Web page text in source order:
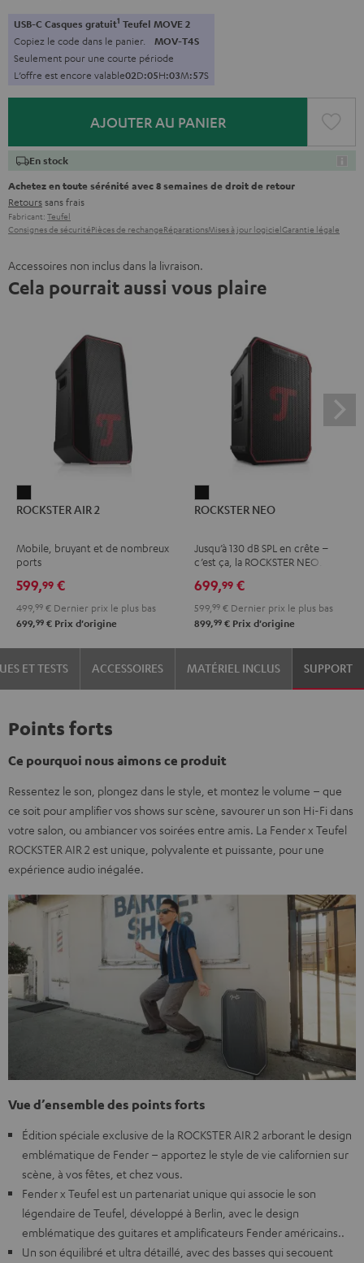
USB-C Casques gratuit1 Teufel MOVE 2
Copiez le code dans le panier. MOV-T4S
Seulement pour une courte période
L’offre est encore valable02D:05H:03M:56S
AJOUTER AU PANIER
En stock
Achetez en toute sérénité avec 8 semaines de droit de retour
Retourssans frais
Fabricant: Teufel
Consignes de sécuritéPièces de rechangeRéparationsMises à jour logicielGarantie légale
Accessoires non inclus dans la livraison.
Cela pourrait aussi vous plaire
AIR
Noir
ROCKSTER AIR 2
Mobile, bruyant et de nombreux
ports
599,99 €
499, 99 € Dernier prix le plus bas
699,99 € Prix d'origine
NEO
ROCKSTER NEO
Jusqu’à 130 dB SPL en crête –
c’est ça, la ROCKSTER NEO.
699,99 €
599, 99 € Dernier prix le plus bas
899,99 € Prix d'origine
ET TESTS ACCESSOIRES MATÉRIEL INCLUS SUPPORT
Points forts
Ce pourquoi nous aimons ce produit
Ressentez le son, plongez dans le style, et montez le volume – que
ce soit pour amplifier vos shows sur scène, savourer un son Hi-Fi dans
votre salon, ou ambiancer vos soirées entre amis. La Fender x Teufel
ROCKSTER AIR 2 est unique, polyvalente et puissante, pour une
expérience audio inégalée.
Vue d’ensemble des points forts
Édition spéciale exclusive de la ROCKSTER AIR 2 arborant le design
emblématique de Fender – apportez le style de vie californien sur
scène, à vos fêtes, et chez vous.
Fender x Teufel est un partenariat unique qui associe le son
légendaire de Teufel, développé à Berlin, avec le design
emblématique des guitares et amplificateurs Fender américains..
Un son équilibré et ultra détaillé, avec des basses qui secouent